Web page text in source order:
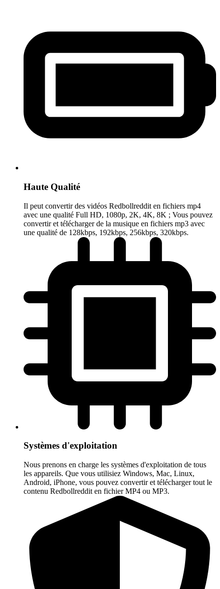
Haute Qualité
Il peut convertir des vidéos Redbollreddit en fichiers mp4
avec une qualité Full HD, 1080p, 2K, 4K, 8K ; Vous pouvez
convertir et télécharger de la musique en fichiers mp3 avec
une qualité de 128kbps, 192kbps, 256kbps, 320kbps.
Systèmes d'exploitation
Nous prenons en charge les systèmes d'exploitation de tous
les appareils. Que vous utilisiez Windows, Mac, Linux,
Android, iPhone, vous pouvez convertir et télécharger tout le
contenu Redbollreddit en fichier MP4 ou MP3.